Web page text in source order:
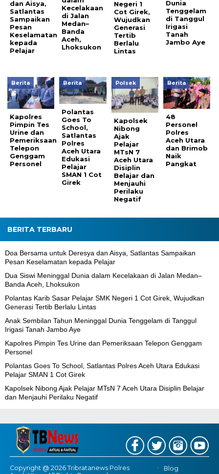
dan Aisya,
Satlantas
Sampaikan
Pesan
Keselamatan
kepada
Pelajar
Kecelakaan
di Jalan
Medan–
Banda
Aceh,
Lhoksukon
Negeri 1
Cot Girek,
Wujudkan
Generasi
Tertib
Berlalu
Lintas
Dunia
Tenggelam
di Tanggul
Irigasi
Tanah
Jambo Aye
Berita
Kapolres
Pimpin Tes
Urine dan
Pemeriksaan
Telepon
Genggam
Personel
Berita
Polantas
Goes To
School,
Satlantas
Polres
Aceh Utara
Edukasi
Pelajar
SMAN 1 Cot
Girek
Polsek
Kapolsek
Nibong
Ajak
Pelajar
MTsN 7
Aceh Utara
Disiplin
Belajar dan
Menjauhi
Perilaku
Negatif
Berita
48
Personel
Polres
Aceh Utara
dan Brimob
Naik
Pangkat
BERITA TERBARU
Doa Bersama untuk Deresya dan Aisya, Satlantas Sampaikan
Pesan Keselamatan kepada Pelajar
Dua Siswi Meninggal Dunia dalam Kecelakaan di Jalan Medan–
Banda Aceh, Lhoksukon
Polantas Karib Sasar Pelajar SMK Negeri 1 Cot Girek, Wujudkan
Generasi Tertib Berlalu Lintas
Anak Sembilan Tahun Meninggal Dunia Tenggelam di Tanggul
Irigasi Tanah Jambo Aye
Kapolres Pimpin Tes Urine dan Pemeriksaan Telepon Genggam
Personel
Polantas Goes To School, Satlantas Polres Aceh Utara Edukasi
Pelajar SMAN 1 Cot Girek
Kapolsek Nibong Ajak Pelajar MTsN 7 Aceh Utara Disiplin Belajar
dan Menjauhi Perilaku Negatif
Copyright @ 2026 Tribratanews Polres
Blog